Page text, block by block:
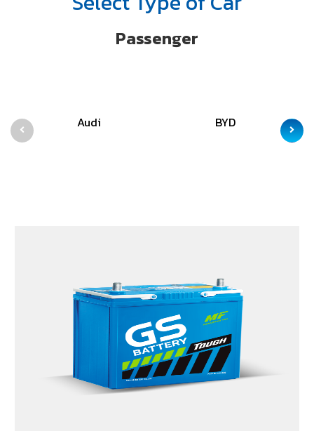
Passenger
Audi BYD